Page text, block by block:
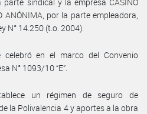
ANÓNIMA, por la parte empleadora,
N° 14.250 (t.o. 2004).
celebró en el marco del Convenio
N° 1093/10 “E”.
un régimen de seguro de
la Polivalencia 4 y aportes a la obra